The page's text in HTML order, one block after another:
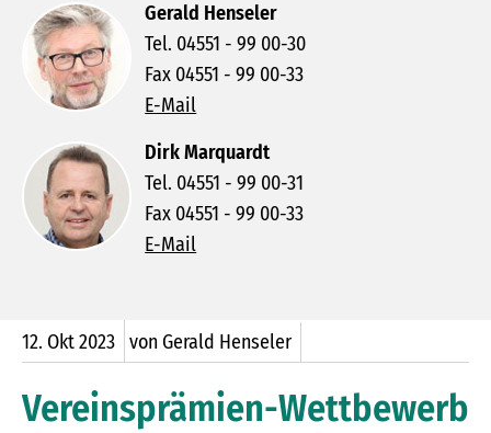
Gerald Henseler
Tel. 04551 - 99 00-30
Fax 04551 - 99 00-33
E-Mail
Dirk Marquardt
Tel. 04551 - 99 00-31
Fax 04551 - 99 00-33
E-Mail
12. Okt2023 von Gerald Henseler
Vereinsprämien-Wettbewerb